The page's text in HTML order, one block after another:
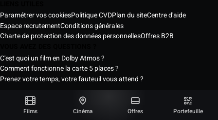
Films Cinéma Offres Portefeuille
Paramétrer vos cookiesPolitique CVDPlan du siteCentre d'aide
Espace recrutementConditions générales
Charte de protection des données personnellesOffres B2B
C'est quoi un film en Dolby Atmos ?
Comment fonctionne la carte 5 places ?
Prenez votre temps, votre fauteuil vous attend ?
Les Cinémas Pathé Sénégal © 2026
Tous droits réservés ®